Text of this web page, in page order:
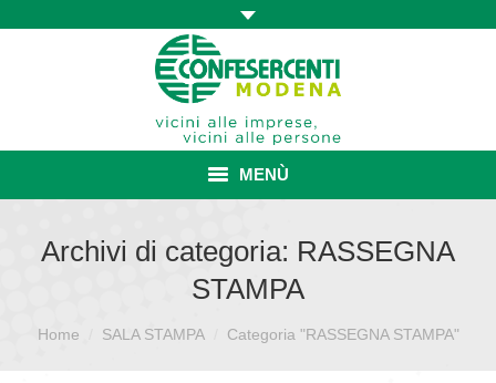
MENÙ
ASSOCIAZIONE
ISCRIZIONE E VANTAGGI
Archivi di categoria: RASSEGNA
STAMPA
Sei qui:
Home SALA STAMPA Categoria "RASSEGNA STAMPA"